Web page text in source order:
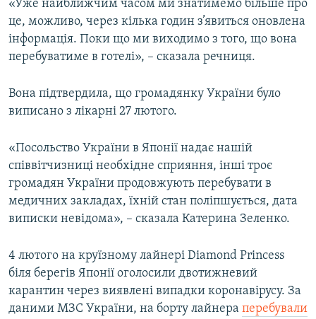
«Уже найближчим часом ми знатимемо більше про
це, можливо, через кілька годин з’явиться оновлена
інформація. Поки що ми виходимо з того, що вона
перебуватиме в готелі», – сказала речниця.
Вона підтвердила, що громадянку України було
виписано з лікарні 27 лютого.
«Посольство України в Японії надає нашій
співвітчизниці необхідне сприяння, інші троє
громадян України продовжують перебувати в
медичних закладах, їхній стан поліпшується, дата
виписки невідома», – сказала Катерина Зеленко.
4 лютого на круїзному лайнері Diamond Princess
біля берегів Японії оголосили двотижневий
карантин через виявлені випадки коронавірусу. За
даними МЗС України, на борту лайнера перебували